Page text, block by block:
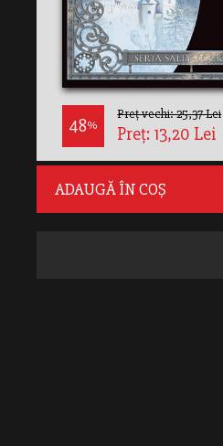
48%
Preț vechi: 25,37 Lei
Preț: 13,20 Lei
ADAUGĂ ÎN COȘ